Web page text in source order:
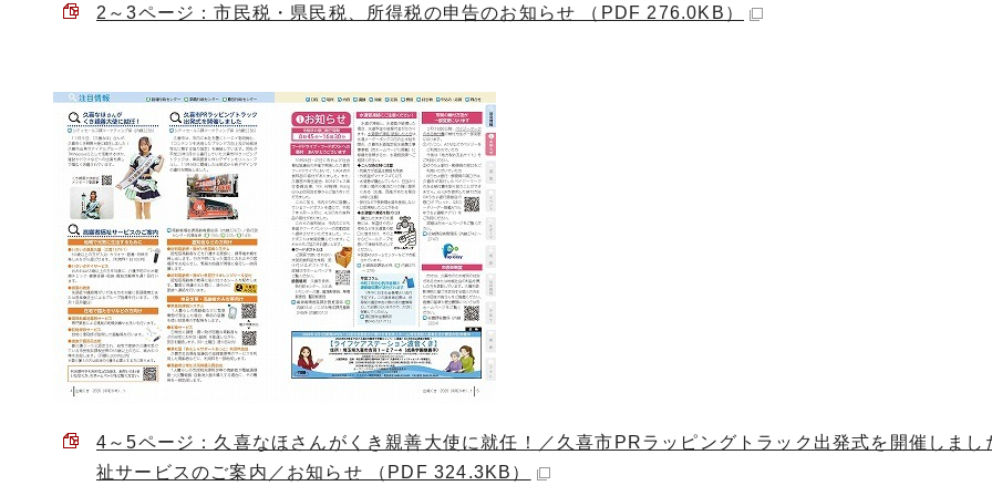
2～3ページ：市民税・県民税、所得税の申告のお知らせ （PDF 276.0KB）
4～5ページ：久喜なほさんがくき親善大使に就任！／久喜市PRラッピングトラック出発式を開催しまし
祉サービスのご案内／お知らせ （PDF 324.3KB）